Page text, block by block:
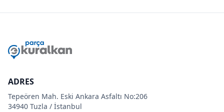
ADRES
Tepeören Mah. Eski Ankara Asfaltı No:206
34940 Tuzla / İstanbul